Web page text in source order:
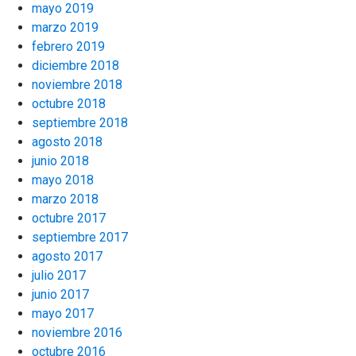
mayo 2019
marzo 2019
febrero 2019
diciembre 2018
noviembre 2018
octubre 2018
septiembre 2018
agosto 2018
junio 2018
mayo 2018
marzo 2018
octubre 2017
septiembre 2017
agosto 2017
julio 2017
junio 2017
mayo 2017
noviembre 2016
octubre 2016